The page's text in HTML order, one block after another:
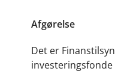
Afgørelse
Det er